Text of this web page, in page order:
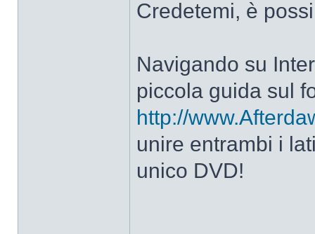
Credetemi, è
Navigando su
piccola guida sul
http://
unire entrambi i
unico DVD!